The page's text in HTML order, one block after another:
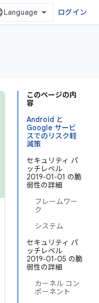
ログイン
このページの内
容
Android と
Google サービ
スでのリスク軽
減策
セキュリティ パ
ッチレベル
2019-01-01 の脆
弱性の詳細
フレームワー
ク
システム
セキュリティ パ
ッチレベル
2019-01-05 の脆
弱性の詳細
カーネル コン
ポーネント